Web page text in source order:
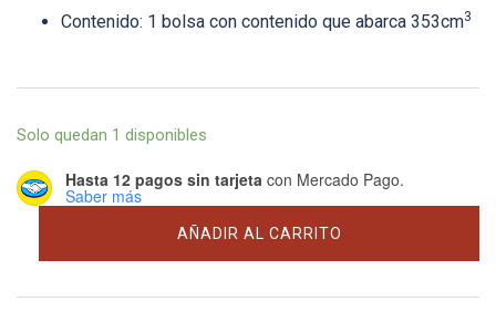
Contenido: 1 bolsa con contenido que abarca 353cm3
Solo quedan 1 disponibles
Hasta 12 pagos sin tarjeta con Mercado Pago.
Saber más
hierro
AÑADIR AL CARRITO